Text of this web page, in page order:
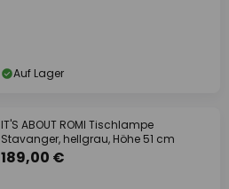
Auf Lager
IT'S ABOUT ROMI Tischlampe
Stavanger, hellgrau, Höhe 51 cm
189,00 €